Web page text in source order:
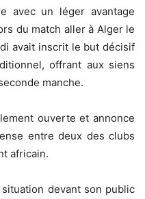
avec un léger avantage
du match aller à Alger le
avait inscrit le but décisif
offrant aux siens
manche.
ouverte et annonce
entre deux des clubs
africain.
devant son public